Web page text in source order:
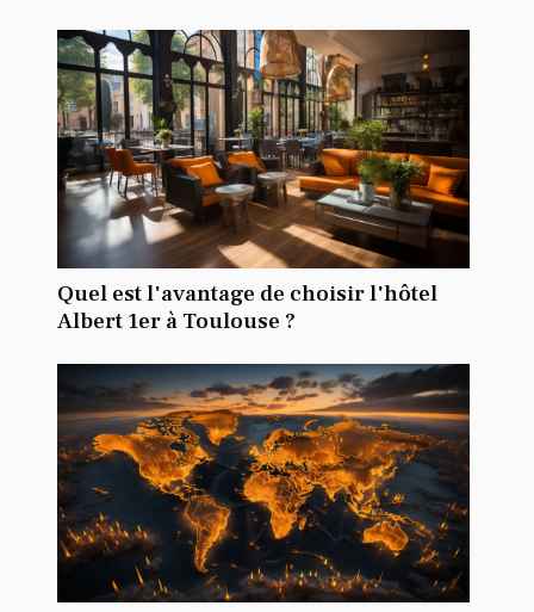
Quel est l'avantage de choisir l'hôtel
Albert 1er à Toulouse ?